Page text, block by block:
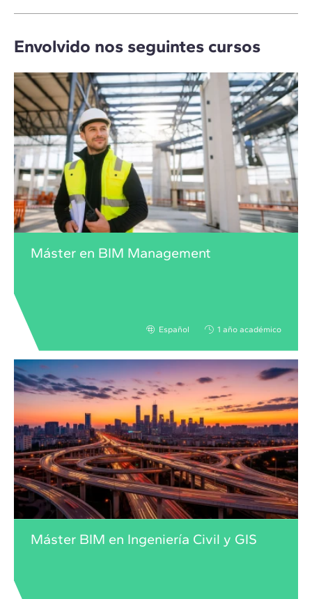
Envolvido nos seguintes cursos
Máster en BIM Management
Español 1 año académico
Máster BIM en Ingeniería Civil y GIS